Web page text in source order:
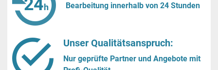
Bearbeitung innerhalb von 24 Stunden
Unser Qualitätsanspruch:
Nur geprüfte Partner und Angebote mit